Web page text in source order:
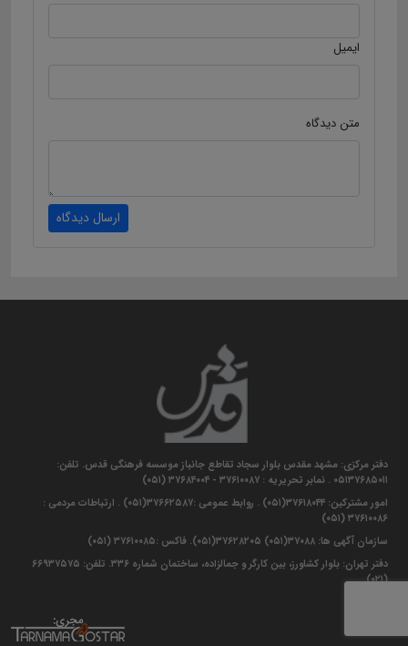
ایمیل
متن دیدگاه
ارسال دیدگاه
دفتر مرکزی: مشهد مقدس بلوار سجاد تقاطع جانباز موسسه فرهنگی قدس. تلفن:
۰۵۱۳۷۶۸۵۰۱۱ . نمابر تحریریه : ۳۷۶۱۰۰۸۷ - ۳۷۶۸۴۰۰۴ (۰۵۱)
امور مشترکین: ۳۷۶۱۸۰۴۴(۰۵۱) . روابط عمومی :۳۷۶۶۲۵۸۷(۰۵۱) . ارتباطات مردمی :
۳۷۶۱۰۰۸۶ (۰۵۱)
سازمان آگهی ها: ۳۷۰۸۸(۰۵۱) ۳۷۶۲۸۲۰۵(۰۵۱). فاکس :۳۷۶۱۰۰۸۵ (۰۵۱)
دفتر تهران: بلوار کشاورز، بین کارگر و جمالزاده، ساختمان شماره ۳۳۶. تلفن: ۶۶۹۳۷۵۷۵
(۰۲۱)